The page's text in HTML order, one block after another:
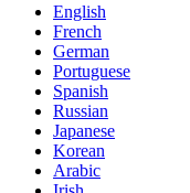
English
French
German
Portuguese
Spanish
Russian
Japanese
Korean
Arabic